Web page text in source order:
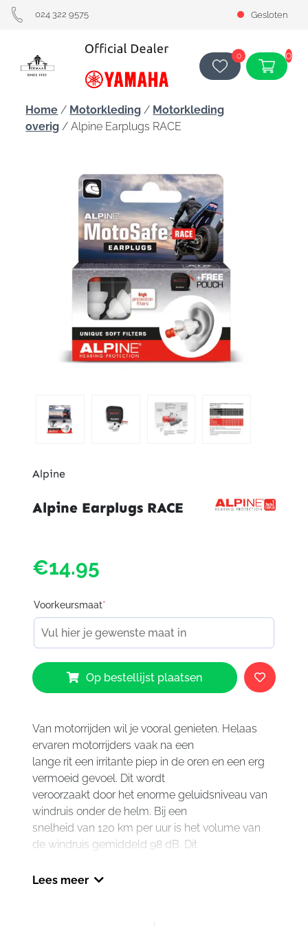
024 322 9575 Gesloten
0 0
Home / Motorkleding / Motorkleding
overig / Alpine Earplugs RACE
Alpine
Alpine Earplugs RACE
€14.95
Voorkeursmaat*
Alpine
Earplugs
RACE
Op bestellijst plaatsen
Van motorrijden wil je vooral genieten. Helaas
ervaren motorrijders vaak na een
lange rit een irritante piep in de oren en een erg
vermoeid gevoel. Dit wordt
veroorzaakt door het enorme geluidsniveau van
windruis onder de helm. Bij een
snelheid van 120 km per uur is het volume van
de windruis gemiddeld 98 dB. Dit
blijvende gehoorschade. Bovendien raak je
Lees meer